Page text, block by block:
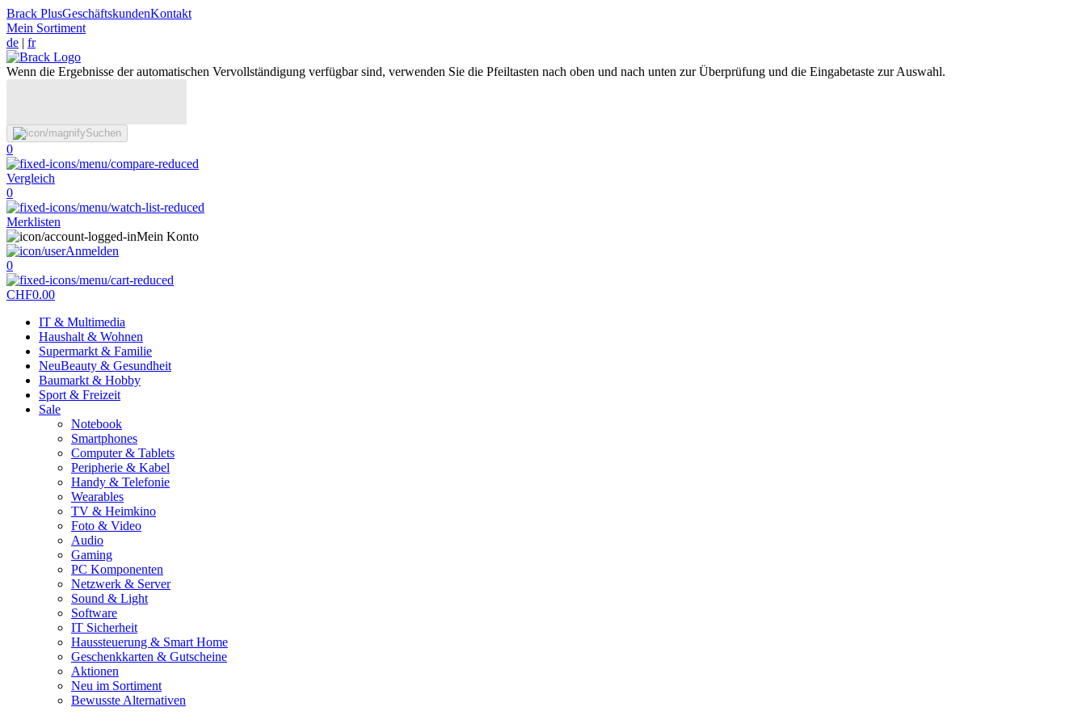
Brack PlusGeschäftskundenKontakt
Mein Sortiment
de | fr
Wenn die Ergebnisse der automatischen Vervollständigung verfügbar sind, verwenden Sie die Pfeiltasten nach oben und nach unten zur Überprüfung und die Eingabetaste zur Auswahl.
Suchen
0
Vergleich
0
Merklisten
Mein Konto
Anmelden
0
CHF0.00
IT & Multimedia
Haushalt & Wohnen
Supermarkt & Familie
NeuBeauty & Gesundheit
Baumarkt & Hobby
Sport & Freizeit
Sale
Notebook
Smartphones
Computer & Tablets
Peripherie & Kabel
Handy & Telefonie
Wearables
TV & Heimkino
Foto & Video
Audio
Gaming
PC Komponenten
Netzwerk & Server
Sound & Light
Software
IT Sicherheit
Haussteuerung & Smart Home
Geschenkkarten & Gutscheine
Aktionen
Neu im Sortiment
Bewusste Alternativen